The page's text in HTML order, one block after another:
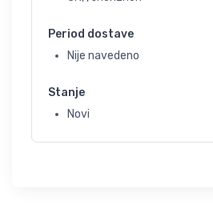
Period dostave
Nije navedeno
Stanje
Novi